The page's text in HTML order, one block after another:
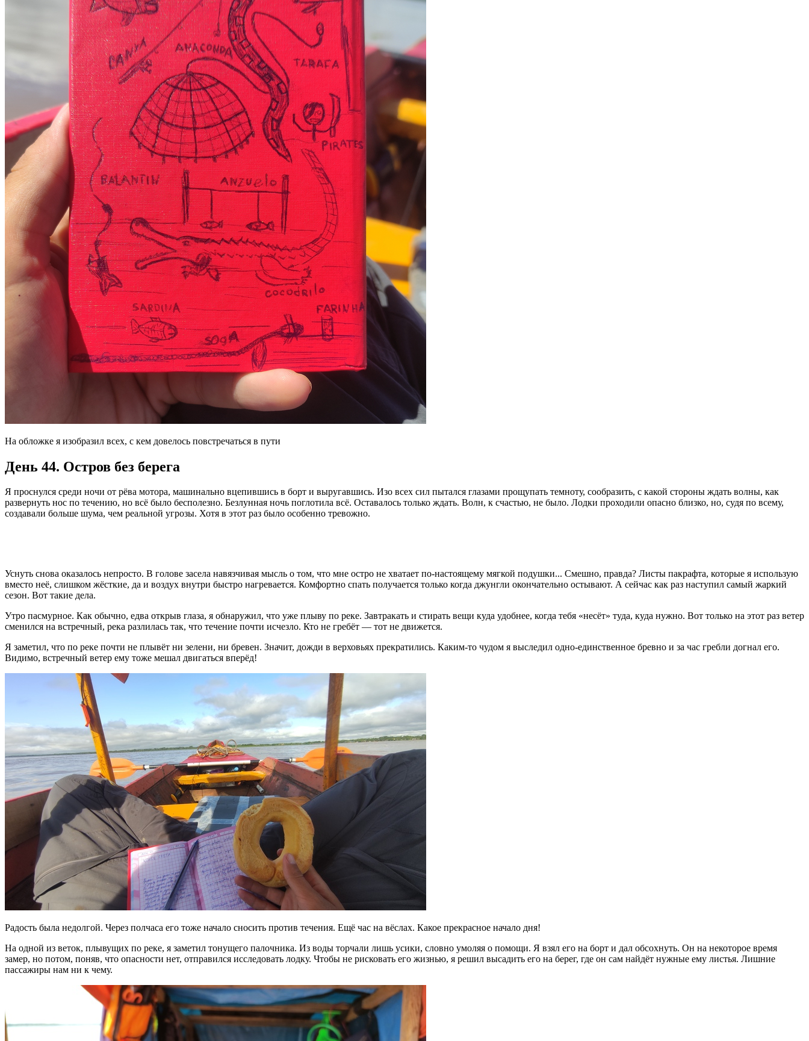
На обложке я изобразил всех, с кем довелось повстречаться в пути
День 44. Остров без берега
Я проснулся среди ночи от рёва мотора, машинально вцепившись в борт и выругавшись. Изо всех сил пытался глазами прощупать темноту, сообразить, с какой стороны ждать волны, как
развернуть нос по течению, но всё было бесполезно. Безлунная ночь поглотила всё. Оставалось только ждать. Волн, к счастью, не было. Лодки проходили опасно близко, но, судя по всему,
создавали больше шума, чем реальной угрозы. Хотя в этот раз было особенно тревожно.
Уснуть снова оказалось непросто. В голове засела навязчивая мысль о том, что мне остро не хватает по-настоящему мягкой подушки... Смешно, правда? Листы пакрафта, которые я использую
вместо неё, слишком жёсткие, да и воздух внутри быстро нагревается. Комфортно спать получается только когда джунгли окончательно остывают. А сейчас как раз наступил самый жаркий
сезон. Вот такие дела.
Утро пасмурное. Как обычно, едва открыв глаза, я обнаружил, что уже плыву по реке. Завтракать и стирать вещи куда удобнее, когда тебя «несёт» туда, куда нужно. Вот только на этот раз ветер
сменился на встречный, река разлилась так, что течение почти исчезло. Кто не гребёт — тот не движется.
Я заметил, что по реке почти не плывёт ни зелени, ни бревен. Значит, дожди в верховьях прекратились. Каким-то чудом я выследил одно-единственное бревно и за час гребли догнал его.
Видимо, встречный ветер ему тоже мешал двигаться вперёд!
Радость была недолгой. Через полчаса его тоже начало сносить против течения. Ещё час на вёслах. Какое прекрасное начало дня!
На одной из веток, плывущих по реке, я заметил тонущего палочника. Из воды торчали лишь усики, словно умоляя о помощи. Я взял его на борт и дал обсохнуть. Он на некоторое время
замер, но потом, поняв, что опасности нет, отправился исследовать лодку. Чтобы не рисковать его жизнью, я решил высадить его на берег, где он сам найдёт нужные ему листья. Лишние
пассажиры нам ни к чему.